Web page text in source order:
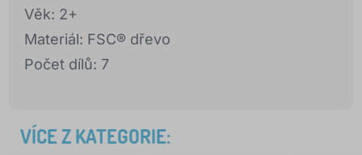
Věk: 2+
Materiál: FSC® dřevo
Počet dílů: 7
VÍCE Z KATEGORIE: